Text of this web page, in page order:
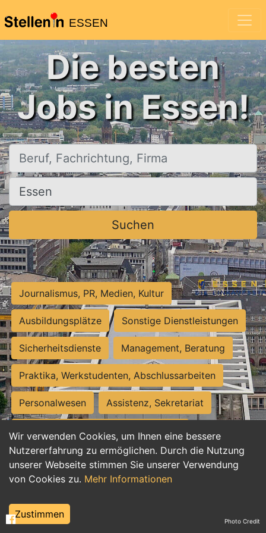
ESSEN
Wir verwenden Cookies, um Ihnen eine bessere
Nutzererfahrung zu ermöglichen. Durch die Nutzung
unserer Webseite stimmen Sie unserer Verwendung
von Cookies zu. Mehr Informationen
Zustimmen
Die besten
Jobs in Essen!
Beruf, Fachrichtung, Firma
Ort, Stadt
Suchen
Journalismus, PR, Medien, Kultur
Ausbildungsplätze Sonstige Dienstleistungen
Sicherheitsdienste Management, Beratung
Praktika, Werkstudenten, Abschlussarbeiten
Personalwesen Assistenz, Sekretariat
Hilfskräfte, Aushilfs- und Nebenjobs
Einkauf, Logistik, Materialwirtschaft
Weiterbildung, Studium, duale Ausbildung
Tourismus
Photo Credit